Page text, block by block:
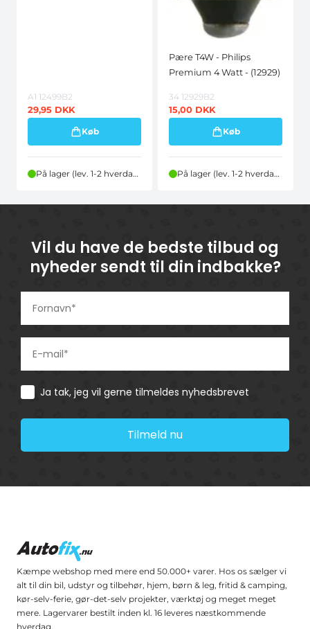
A1 12499B2
29,95 DKK
Køb
På lager (lev. 1-2 hverdage)
Pære T4W - Philips
Premium 4 Watt - (12929)
34 12929B2
15,00 DKK
Køb
På lager (lev. 1-2 hverdage)
Vil du have de bedste tilbud og
nyheder sendt til din indbakke?
Consent
Ja tak, jeg vil gerne tilmeldes nyhedsbrevet
Tilmeld nu
Kæmpe webshop med mere end 50.000+ varer. Hos os sælger vi
alt til din bil, udstyr og tilbehør, hjem, børn & leg, fritid & camping,
kør-selv-ferie, gør-det-selv projekter, værktøj og meget meget
mere. Lagervarer bestilt inden kl. 16 leveres næstkommende
hverdag.